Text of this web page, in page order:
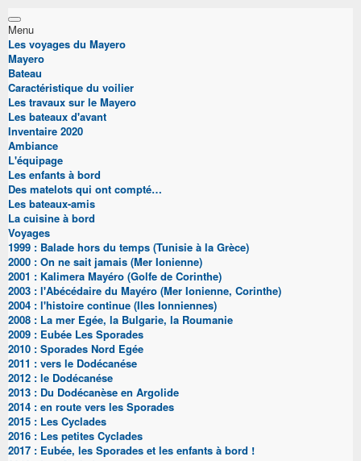
Menu
Les voyages du Mayero
Mayero
Bateau
Caractéristique du voilier
Les travaux sur le Mayero
Les bateaux d'avant
Inventaire 2020
Ambiance
L'équipage
Les enfants à bord
Des matelots qui ont compté…
Les bateaux-amis
La cuisine à bord
Voyages
1999 : Balade hors du temps (Tunisie à la Grèce)
2000 : On ne sait jamais (Mer Ionienne)
2001 : Kalimera Mayéro (Golfe de Corinthe)
2003 : l'Abécédaire du Mayéro (Mer Ionienne, Corinthe)
2004 : l'histoire continue (Iles Ionniennes)
2008 : La mer Egée, la Bulgarie, la Roumanie
2009 : Eubée Les Sporades
2010 : Sporades Nord Egée
2011 : vers le Dodécanése
2012 : le Dodécanése
2013 : Du Dodécanèse en Argolide
2014 : en route vers les Sporades
2015 : Les Cyclades
2016 : Les petites Cyclades
2017 : Eubée, les Sporades et les enfants à bord !